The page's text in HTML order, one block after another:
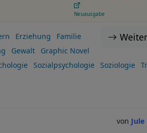
Neuausgabe
Erziehung
Familie
Gewalt
Graphic Novel
Sozialpsychologie Soziologie